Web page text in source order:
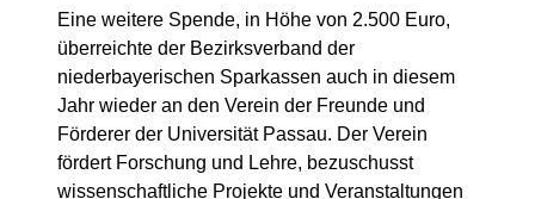
Eine weitere Spende, in Höhe von 2.500 Euro,
überreichte der Bezirksverband der
niederbayerischen Sparkassen auch in diesem
Jahr wieder an den Verein der Freunde und
Förderer der Universität Passau. Der Verein
fördert Forschung und Lehre, bezuschusst
wissenschaftliche Projekte und Veranstaltungen